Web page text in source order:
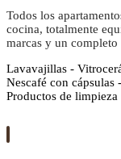
Todos los
cocina, totalmente
marcas y un completo
Lavavajillas -
Nescafé con cápsulas
Productos de limpieza